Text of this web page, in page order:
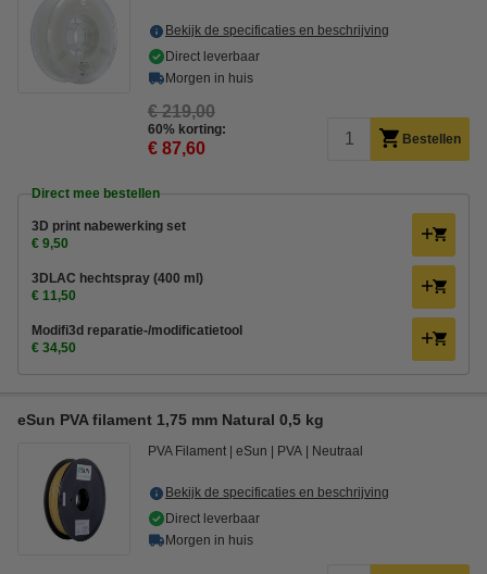
Bekijk de specificaties en beschrijving
Direct leverbaar
Morgen in huis
€ 219,00
60% korting:
€ 87,60 Bestellen
Direct mee bestellen
3D print nabewerking set
€ 9,50
3DLAC hechtspray (400 ml)
€ 11,50
Modifi3d reparatie-/modificatietool
€ 34,50
eSun PVA filament 1,75 mm Natural 0,5 kg
PVA Filament eSun PVA Neutraal
Bekijk de specificaties en beschrijving
Direct leverbaar
Morgen in huis